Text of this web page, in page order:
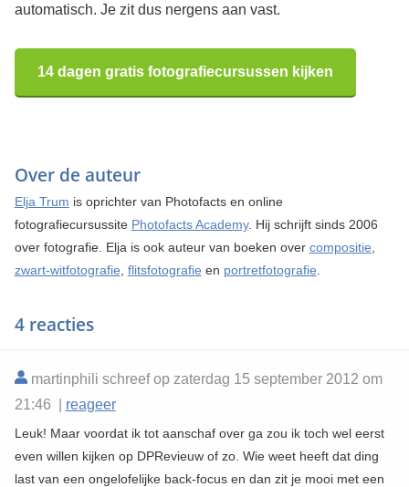
automatisch. Je zit dus nergens aan vast.
14 dagen gratis fotografiecursussen kijken
Over de auteur
Elja Trum is oprichter van Photofacts en online
fotografiecursussite Photofacts Academy. Hij schrijft sinds 2006
over fotografie. Elja is ook auteur van boeken over compositie
zwart-witfotografie flitsfotografie en portretfotografie
4 reacties
martinphili schreef op zaterdag 15 september 2012 om
21:46 | reageer
Leuk! Maar voordat ik tot aanschaf over ga zou ik toch wel eerst
even willen kijken op DPRevieuw of zo. Wie weet heeft dat ding
last van een ongelofelijke back-focus en dan zit je mooi met een